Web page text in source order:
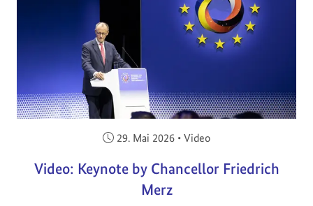
Veröffentlicht am:
29. Mai 2026 • Video
Video: Keynote by Chancellor Friedrich
Merz